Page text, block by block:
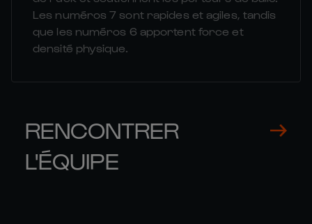
Les numéros 7 sont rapides et agiles, tandis
que les numéros 6 apportent force et
densité physique.
RENCONTRER
L'ÉQUIPE